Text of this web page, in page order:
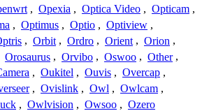
, Opexia , Optica Video , Opticam ,
, Optimus , Optio , Optiview ,
, Orbit , Ordro , Orient , Orion ,
Orosaurus , Orvibo , Oswoo , Other ,
, Oukitel , Ouvis , Overcap ,
, Ovislink , Owl , Owlcam ,
, Owlvision , Owsoo , Ozero